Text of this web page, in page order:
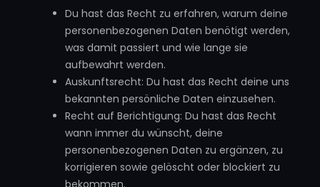
Du hast das Recht zu erfahren, warum deine
personenbezogenen Daten benötigt werden,
was damit passiert und wie lange sie
aufbewahrt werden.
Auskunftsrecht: Du hast das Recht deine uns
bekannten persönliche Daten einzusehen.
Recht auf Berichtigung: Du hast das Recht
wann immer du wünscht, deine
personenbezogenen Daten zu ergänzen, zu
korrigieren sowie gelöscht oder blockiert zu
bekommen.